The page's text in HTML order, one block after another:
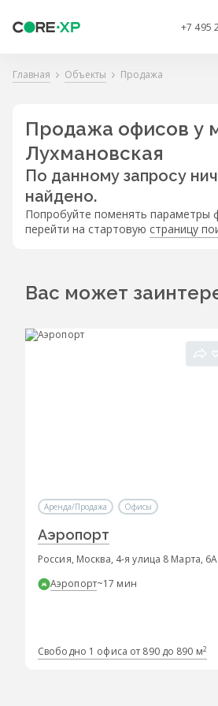
+7 495
Главная Объекты Продажа
Продажа офисов у
Лухмановская
По данному запросу
найдено.
Попробуйте поменять параметры
перейти на стартовую страницу
Вас может
Аренда/Продажа Офисы
Аэропорт
Россия, Москва, 4-я улица 8 Марта, 6А
Аэропорт~17 мин
Свободно 1 офиса от 890 до 890 м2